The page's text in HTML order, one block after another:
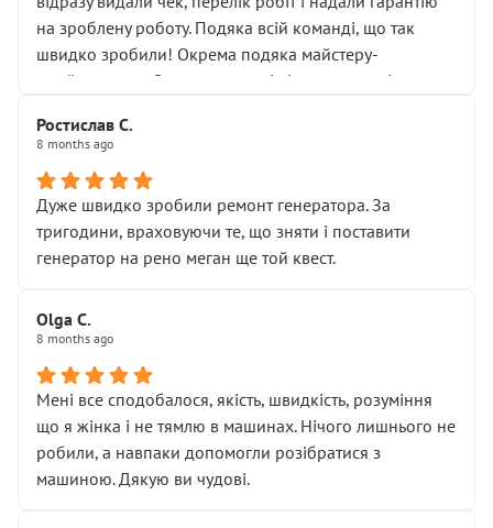
Але після нинішнього візиту такі дрібниці вже не
здаються дрібницями.
Я — клієнт, який працює на довірі, і саме її цей сервіс
Хотілося б більше:
• належної уваги до авто
• прозорості в роботах і рахунках
• реальної діагностики, а не формального
“подивились і поїхав”
На жаль, складається враження, що сервіс працює не
Стосовно комунікації - все добре
на зроблену роботу. Подяка всій команді, що так
швидко зробили! Окрема подяка майстеру-
приймальнику Олександру: всі чітко та по суті.
звертатися до цього автосервісу.
Ростислав С.
8 months ago
Дуже швидко зробили ремонт генератора. За
тригодини, враховуючи те, що зняти і поставити
генератор на рено меган ще той квест.
Olga С.
8 months ago
Мені все сподобалося, якість, швидкість, розуміння
що я жінка і не тямлю в машинах. Нічого лишнього не
робили, а навпаки допомогли розібратися з
машиною. Дякую ви чудові.